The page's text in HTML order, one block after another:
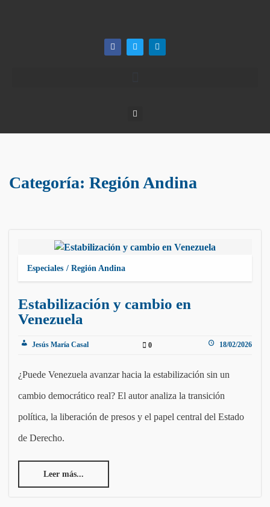
Categoría: Región Andina
Especiales Región Andina
Estabilización y cambio en
Venezuela
Jesús María Casal 0 18/02/2026
¿Puede Venezuela avanzar hacia la estabilización sin un
cambio democrático real? El autor analiza la transición
política, la liberación de presos y el papel central del Estado
de Derecho.
Leer más...